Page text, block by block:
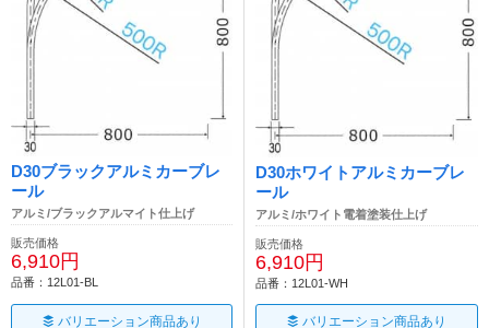
D30ブラックアルミカーブレ
ール
アルミ/ブラックアルマイト仕上げ
販売価格
6,910円
品番：12L01-BL
バリエーション商品あり
D30ホワイトアルミカーブレ
ール
アルミ/ホワイト電着塗装仕上げ
販売価格
6,910円
品番：12L01-WH
バリエーション商品あり